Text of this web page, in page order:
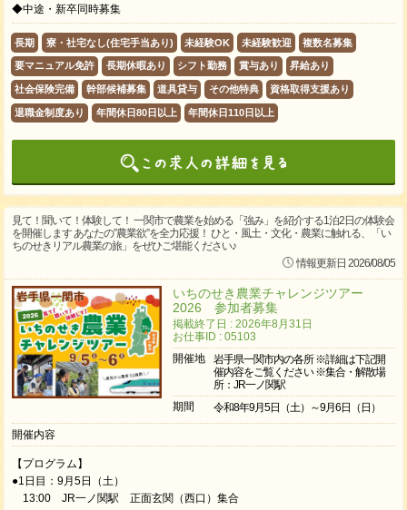
◆中途・新卒同時募集
長期 寮・社宅なし(住宅手当あり) 未経験OK 未経験歓迎 複数名募集
要マニュアル免許 長期休暇あり シフト勤務 賞与あり 昇給あり
社会保険完備 幹部候補募集 道具貸与 その他特典 資格取得支援あり
退職金制度あり 年間休日80日以上 年間休日110日以上
見て！聞いて！体験して！ 一関市で農業を始める「強み」を紹介する1泊2日の体験会
を開催します あなたの”農業欲”を全力応援！ ひと・風土・文化・農業に触れる、「い
ちのせきリアル農業の旅」をぜひご堪能ください♪
情報更新日 2026/08/05
いちのせき農業チャレンジツアー
2026 参加者募集
掲載終了日 : 2026年8月31日
お仕事ID : 05103
開催地
岩手県一関市内の各所 ※詳細は下記開
催内容をご覧ください ※集合・解散場
所：JR一ノ関駅
期間
令和8年9月5日（土）～9月6日（日）
開催内容
【プログラム】
●1日目：9月5日（土）
13:00 JR一ノ関駅 正面玄関（西口）集合